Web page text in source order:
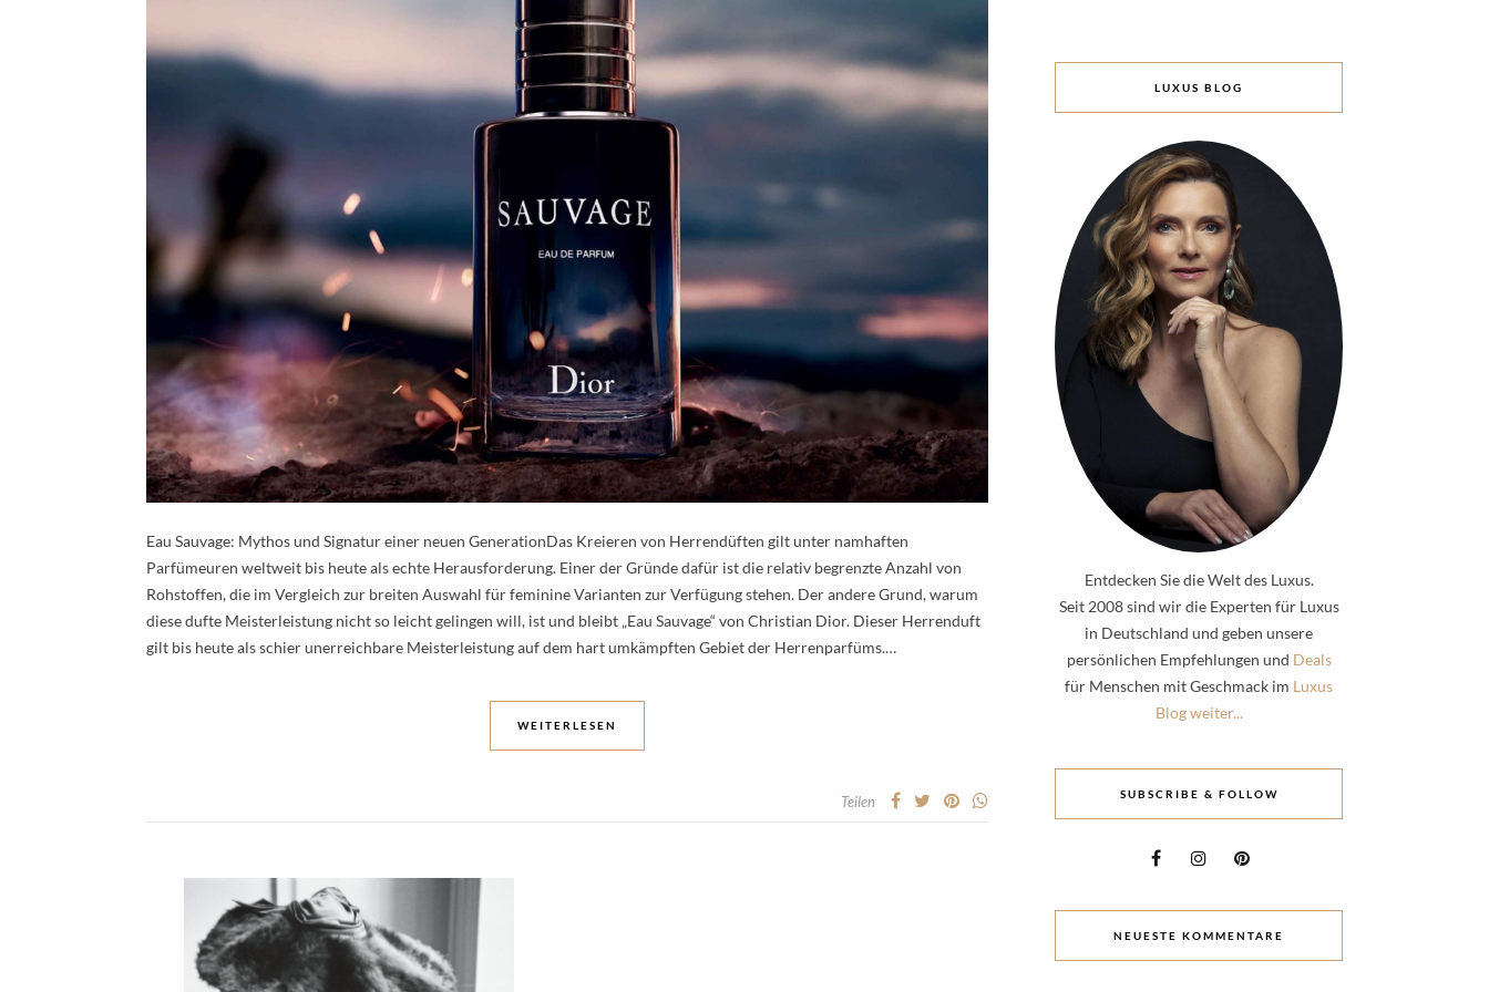
Eau Sauvage: Mythos und Signatur einer neuen GenerationDas Kreieren von Herrendüften gilt unter namhaften
Parfümeuren weltweit bis heute als echte Herausforderung. Einer der Gründe dafür ist die relativ begrenzte Anzahl von
Rohstoffen, die im Vergleich zur breiten Auswahl für feminine Varianten zur Verfügung stehen. Der andere Grund, warum
diese dufte Meisterleistung nicht so leicht gelingen will, ist und bleibt „Eau Sauvage“ von Christian Dior. Dieser Herrenduft
gilt bis heute als schier unerreichbare Meisterleistung auf dem hart umkämpften Gebiet der Herrenparfüms.…
WEITERLESEN
Teilen
LUXUS BLOG
Entdecken Sie die Welt des Luxus.
Seit 2008 sind wir die Experten für Luxus
in Deutschland und geben unsere
persönlichen Empfehlungen und Deals
für Menschen mit Geschmack im Luxus
Blog weiter...
SUBSCRIBE & FOLLOW
NEUESTE KOMMENTARE